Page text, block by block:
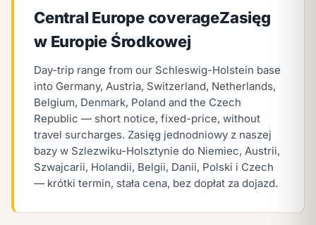
Central Europe coverageZasięg
w Europie Środkowej
Day-trip range from our Schleswig-Holstein base
into Germany, Austria, Switzerland, Netherlands,
Belgium, Denmark, Poland and the Czech
Republic — short notice, fixed-price, without
travel surcharges. Zasięg jednodniowy z naszej
bazy w Szlezwiku-Holsztynie do Niemiec, Austrii,
Szwajcarii, Holandii, Belgii, Danii, Polski i Czech
— krótki termin, stała cena, bez dopłat za dojazd.